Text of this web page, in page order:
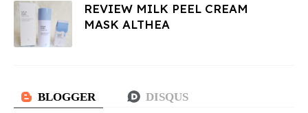
REVIEW MILK PEEL CREAM
MASK ALTHEA